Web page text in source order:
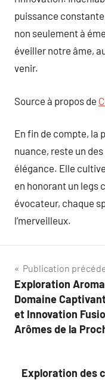
puissance
non seulement à
éveiller notre âme,
venir.
Source à propos de
En fin de compte, la
nuance, reste un
élégance. Elle
en honorant un legs
évocateur, chaque
l’merveilleux.
Navigation
de
l’article
Publication
Exploration
Domaine
et Innovation
Arômes de la
Exploration des